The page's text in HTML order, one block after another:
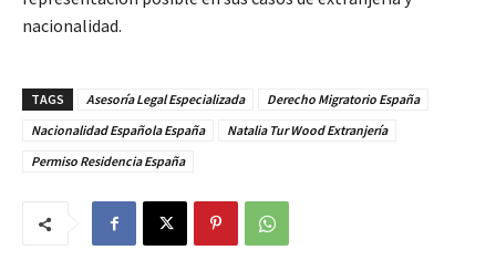
nacionalidad.
TAGS Asesoría Legal Especializada
Derecho Migratorio España
Nacionalidad Española España
Natalia Tur Wood Extranjería
Permiso Residencia España